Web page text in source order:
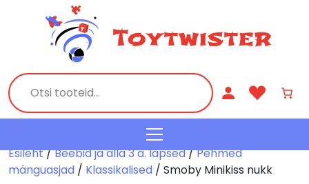
Esileht/Beebid ja alla 3 a. lapsed/Pehmed
mänguasjad / Klassikalised / Smoby Minikiss nukk